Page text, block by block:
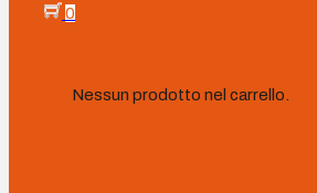
0
Nessun prodotto nel carrello.